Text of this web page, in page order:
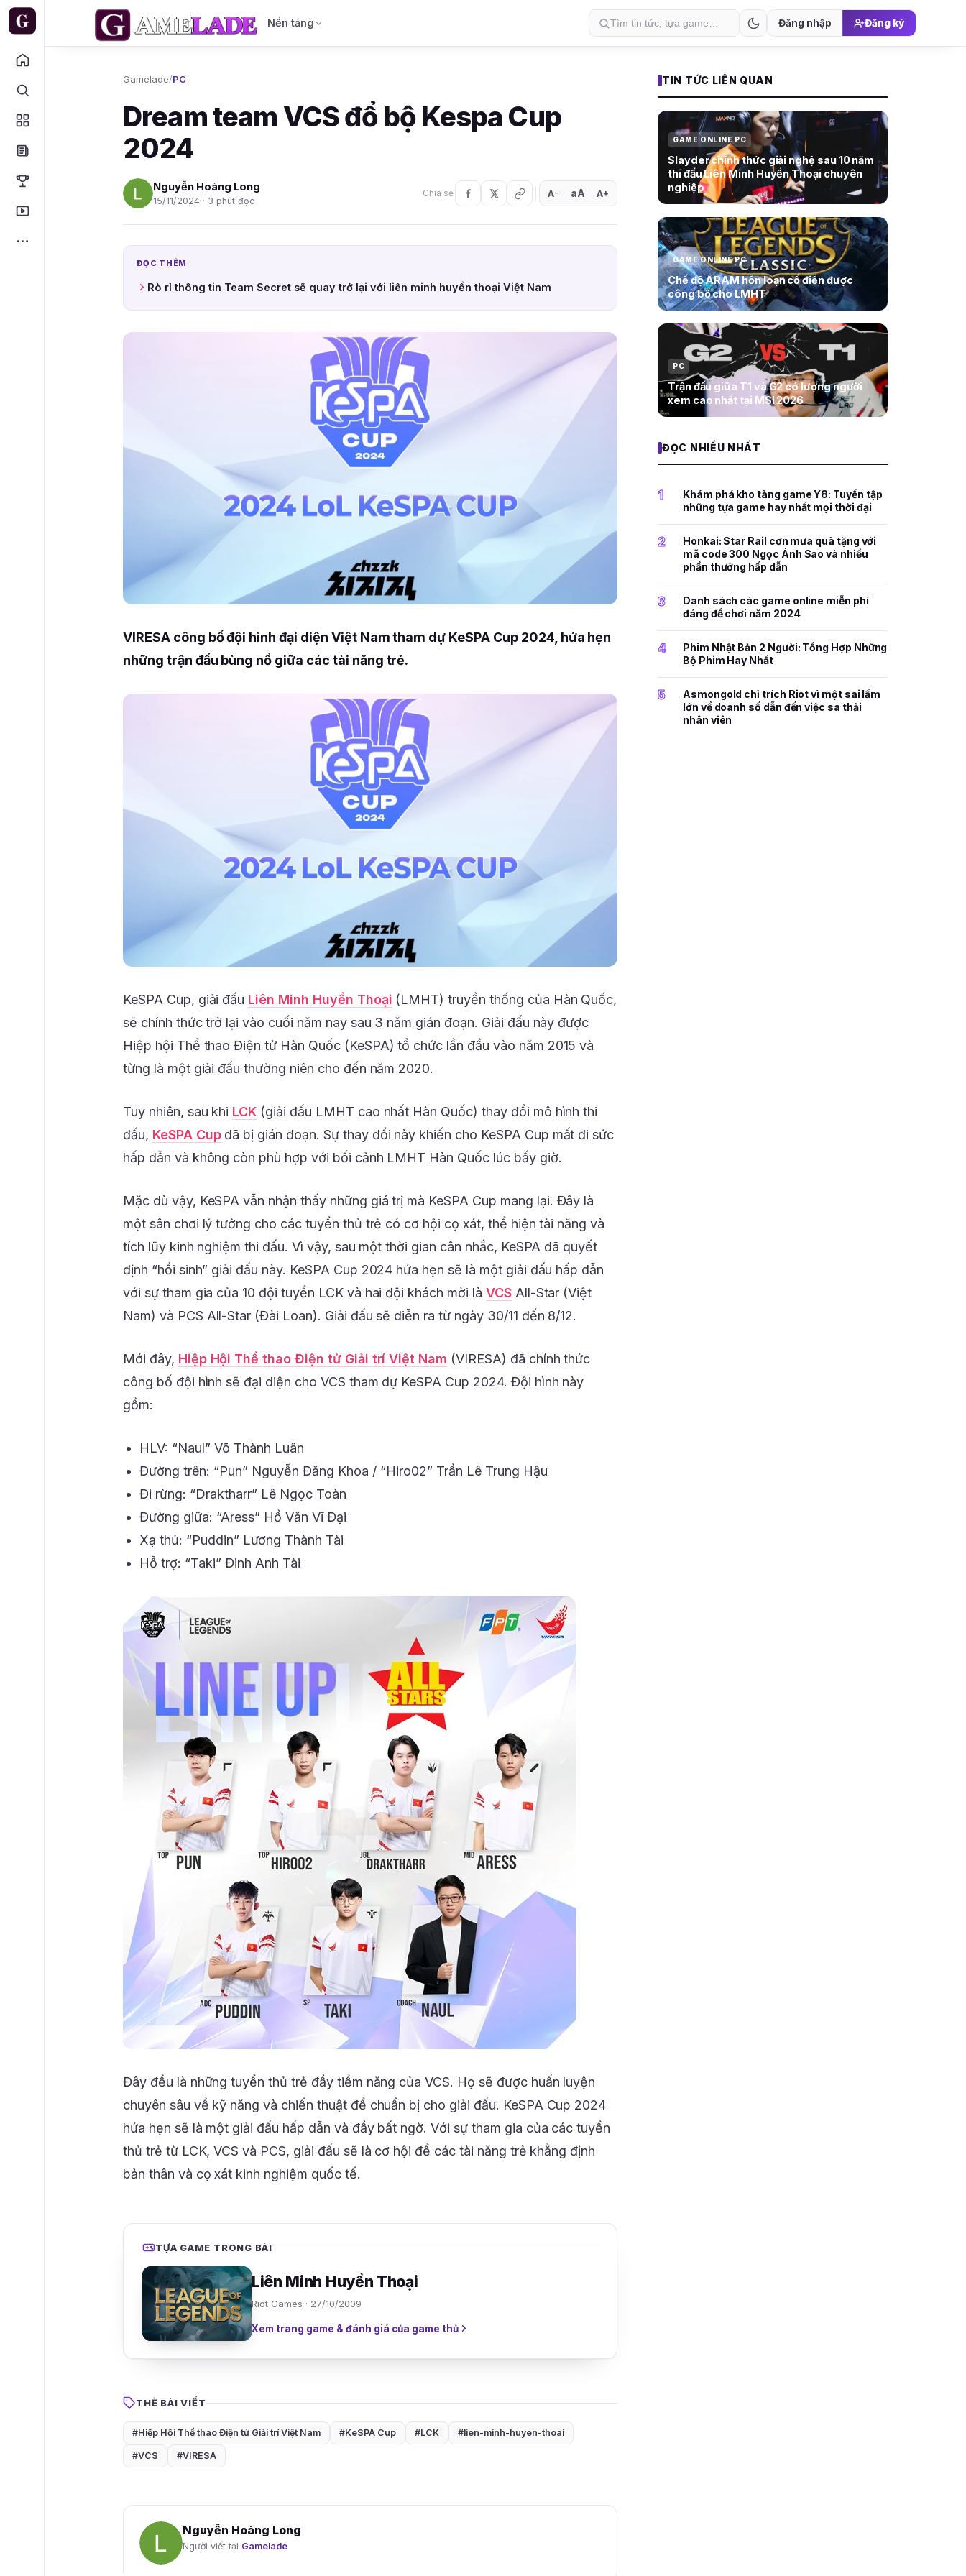
Nền tảng Đăng nhập Đăng ký
Gamelade/PC
Dream team VCS đổ bộ Kespa Cup
2024
Nguyễn Hoàng Long
15/11/2024 · 3 phút đọc
Chia sẻ A− aA A+
ĐỌC THÊM
Rò rỉ thông tin Team Secret sẽ quay trở lại với liên minh huyền thoại Việt Nam
VIRESA công bố đội hình đại diện Việt Nam tham dự KeSPA Cup 2024, hứa hẹn
những trận đấu bùng nổ giữa các tài năng trẻ.
KeSPA Cup, giải đấu Liên Minh Huyền Thoại (LMHT) truyền thống của Hàn Quốc,
sẽ chính thức trở lại vào cuối năm nay sau 3 năm gián đoạn. Giải đấu này được
Hiệp hội Thể thao Điện tử Hàn Quốc (KeSPA) tổ chức lần đầu vào năm 2015 và
từng là một giải đấu thường niên cho đến năm 2020.
Tuy nhiên, sau khi LCK (giải đấu LMHT cao nhất Hàn Quốc) thay đổi mô hình thi
đấu, KeSPA Cupđã bị gián đoạn. Sự thay đổi này khiến cho KeSPA Cup mất đi sức
hấp dẫn và không còn phù hợp với bối cảnh LMHT Hàn Quốc lúc bấy giờ.
Mặc dù vậy, KeSPA vẫn nhận thấy những giá trị mà KeSPA Cup mang lại. Đây là
một sân chơi lý tưởng cho các tuyển thủ trẻ có cơ hội cọ xát, thể hiện tài năng và
tích lũy kinh nghiệm thi đấu. Vì vậy, sau một thời gian cân nhắc, KeSPA đã quyết
định “hồi sinh” giải đấu này. KeSPA Cup 2024 hứa hẹn sẽ là một giải đấu hấp dẫn
với sự tham gia của 10 đội tuyển LCK và hai đội khách mời là VCSAll-Star (Việt
Nam) và PCS All-Star (Đài Loan). Giải đấu sẽ diễn ra từ ngày 30/11 đến 8/12.
Mới đây, Hiệp Hội Thể thao Điện tử Giải trí Việt Nam (VIRESA) đã chính thức
công bố đội hình sẽ đại diện cho VCS tham dự KeSPA Cup 2024. Đội hình này
gồm:
HLV: “Naul” Võ Thành Luân
Đường trên: “Pun” Nguyễn Đăng Khoa / “Hiro02” Trần Lê Trung Hậu
Đi rừng: “Draktharr” Lê Ngọc Toàn
Đường giữa: “Aress” Hồ Văn Vĩ Đại
Xạ thủ: “Puddin” Lương Thành Tài
Hỗ trợ: “Taki” Đinh Anh Tài
Đây đều là những tuyển thủ trẻ đầy tiềm năng của VCS. Họ sẽ được huấn luyện
chuyên sâu về kỹ năng và chiến thuật để chuẩn bị cho giải đấu. KeSPA Cup 2024
hứa hẹn sẽ là một giải đấu hấp dẫn và đầy bất ngờ. Với sự tham gia của các tuyển
thủ trẻ từ LCK, VCS và PCS, giải đấu sẽ là cơ hội để các tài năng trẻ khẳng định
bản thân và cọ xát kinh nghiệm quốc tế.
TỰA GAME TRONG BÀI
Liên Minh Huyền Thoại
Riot Games · 27/10/2009
Xem trang game & đánh giá của game thủ
THẺ BÀI VIẾT
#Hiệp Hội Thể thao Điện tử Giải trí Việt Nam #KeSPA Cup #LCK #lien-minh-huyen-thoai
#VCS #VIRESA
Nguyễn Hoàng Long
Người viết tại Gamelade
TIN TỨC LIÊN QUAN
GAME ONLINE PC
Slayder chính thức giải nghệ sau 10 năm
thi đấu Liên Minh Huyền Thoại chuyên
nghiệp
GAME ONLINE PC
Chế độ ARAM hỗn loạn cổ điển được
công bố cho LMHT
PC
Trận đấu giữa T1 và G2 có lượng người
xem cao nhất tại MSI 2026
ĐỌC NHIỀU NHẤT
1
Khám phá kho tàng game Y8: Tuyển tập
những tựa game hay nhất mọi thời đại
2
Honkai: Star Rail cơn mưa quà tặng với
mã code 300 Ngọc Ánh Sao và nhiều
phần thưởng hấp dẫn
3
Danh sách các game online miễn phí
đáng để chơi năm 2024
4
Phim Nhật Bản 2 Người: Tổng Hợp Những
Bộ Phim Hay Nhất
5
Asmongold chỉ trích Riot vì một sai lầm
lớn về doanh số dẫn đến việc sa thải
nhân viên